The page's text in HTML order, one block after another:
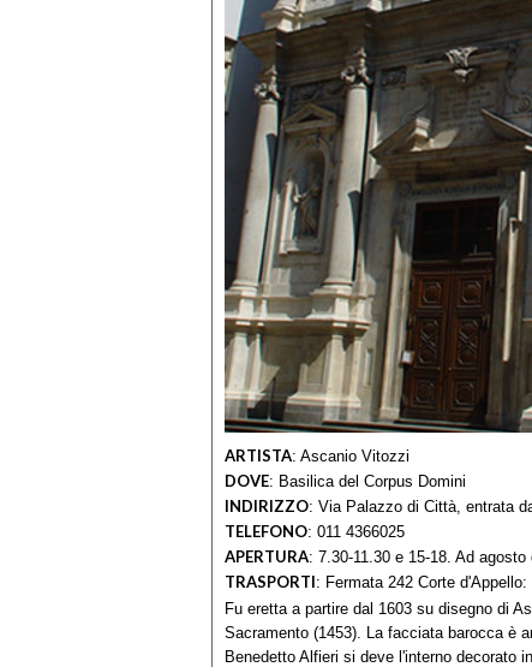
ARTISTA: Ascanio Vitozzi
DOVE: Basilica del Corpus Domini
INDIRIZZO: Via Palazzo di Città, entrata
TELEFONO: 011 4366025
APERTURA: 7.30-11.30 e 15-18. Ad
TRASPORTI: Fermata 242 Corte
Fu eretta a partire dal 1603 su disegno di
Sacramento (1453). La facciata barocca è
Benedetto Alfieri si deve l'interno decorato